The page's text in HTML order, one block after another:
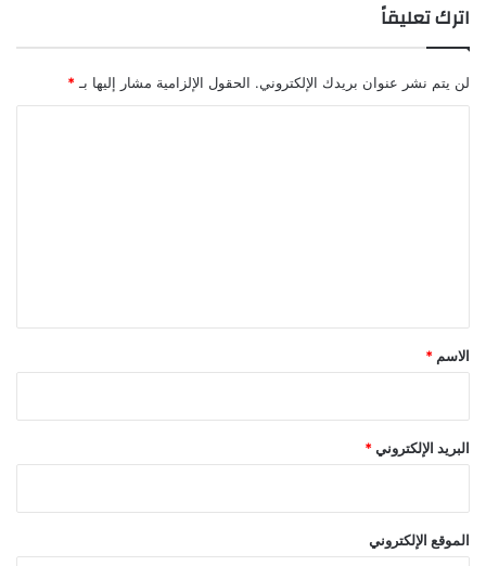
اترك تعليقاً
لن يتم نشر عنوان بريدك الإلكتروني. الحقول الإلزامية مشار إليها بـ *
*
الاسم *
البريد الإلكتروني*
الموقع الإلكتروني